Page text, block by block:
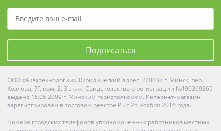
Подписаться
ООО «Акватехнологии». Юридический адрес: 220037 г. Минск, пер.
Козлова, 7Г, пом. 2, 3 этаж. Свидетельство о регистрации №190369265
выдано 15.05.2009 г. Минским горисполкомом. Интернет-магазин
зарегистрирован в торговом реестре РБ с 25 ноября 2016 года.
Номера городских телефонов уполномоченных работников местных